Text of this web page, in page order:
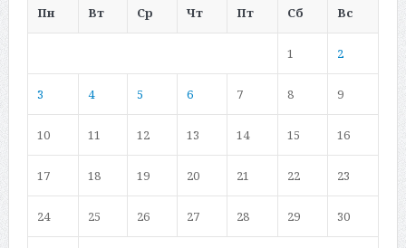
Пн
Вт Ср Чт Пт Сб Вс
1 2
3 4 5 6 7 8 9
10 11 12 13 14 15 16
17 18 19 20 21 22 23
24 25 26 27 28 29 30